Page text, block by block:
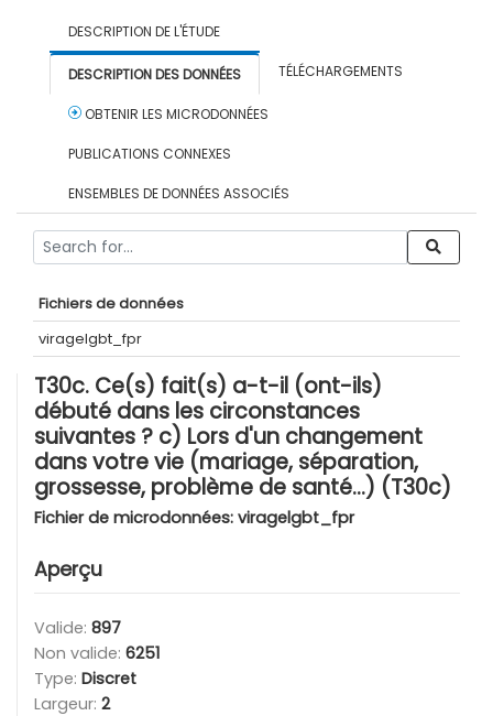
DESCRIPTION DE L'ÉTUDE
DESCRIPTION DES DONNÉES TÉLÉCHARGEMENTS
OBTENIR LES MICRODONNÉES
PUBLICATIONS CONNEXES
ENSEMBLES DE DONNÉES ASSOCIÉS
Fichiers de données
viragelgbt_fpr
T30c. Ce(s) fait(s) a-t-il (ont-ils)
débuté dans les circonstances
suivantes ? c) Lors d'un changement
dans votre vie (mariage, séparation,
grossesse, problème de santé...) (T30c)
Fichier de microdonnées: viragelgbt_fpr
Aperçu
Valide: 897
Non valide: 6251
Type: Discret
Largeur: 2